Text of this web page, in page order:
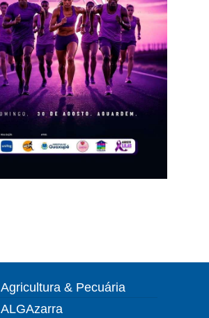
Agricultura & Pecuária
ALGAzarra